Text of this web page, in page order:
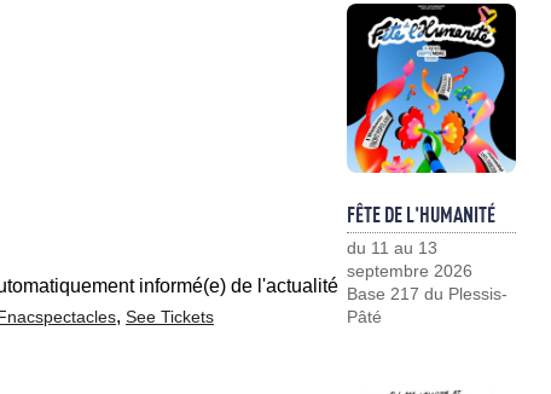
informé(e) de l'actualité
, See Tickets
FÊTE DE L'HUMANITÉ
du 11 au 13
septembre 2026
Base 217 du Plessis-
Pâté